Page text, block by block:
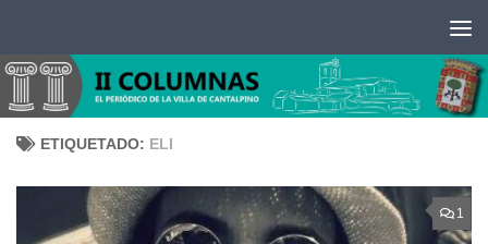
ETIQUETADO: ELI
1